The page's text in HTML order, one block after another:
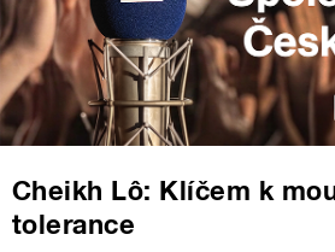
Cheikh Lô: Klíčem k
tolerance